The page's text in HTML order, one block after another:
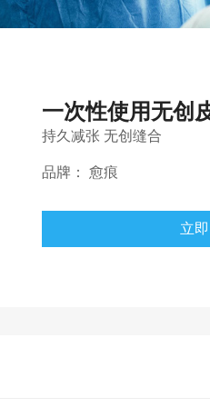
一次性使用无创
持久减张 无创缝合
品牌： 愈痕
立